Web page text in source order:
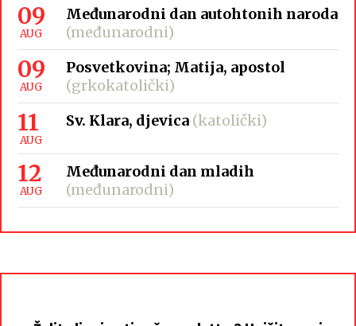
09
AUG
Međunarodni dan autohtonih naroda
(međunarodni)
09
AUG
Posvetkovina; Matija, apostol
(grkokatolički)
11
AUG
Sv. Klara, djevica (katolički)
12
AUG
Međunarodni dan mladih
(međunarodni)